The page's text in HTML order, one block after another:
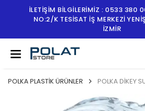
İLETİŞİM BİLGİLERİMİZ : 0533 380
NO:2/K TESISAT İŞ MERKEZI
İZMİR
POLKA PLASTİK ÜRÜNLER POLKA DİKEY